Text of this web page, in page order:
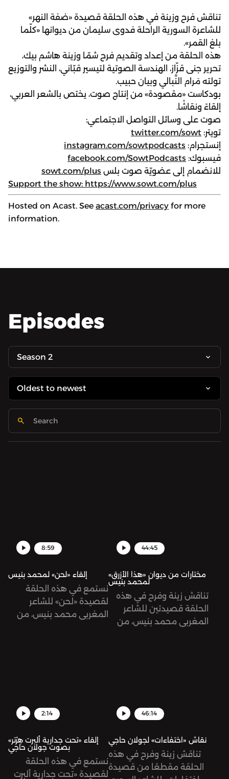
تناقش فرح وزينة في هذه الحلقة قصيدة «ضفة النهر»
للشاعرة السورية الراحلة فدوى سليمان من ديوانها «كلّما
بلغ القمر».
هذه الحلقة من إعداد وتقديم فرح شمّا وزينة هاشم بيك،
تحرير جنى قزّاز، الهندسة الصوتية لتيسير قبّاني، النشر والتوزيع
تولته مَرام النَّبالي وبيان حبيب.
بودكاست «مقصودة» من إنتاج صوت، يختص بالشعر العربي،
إلقاءً ونقاشًا.
صوت على وسائل التواصل الاجتماعي:
تويتر: twitter.com/sowt
إنستجرام: instagram.com/sowtpodcasts
فيسبوك: facebook.com/SowtPodcasts
للانضمام إلى عضويّة صوت بلس sowt.com/plus
Support the show: https://www.sowt.com/plus
Hosted on Acast. See acast.com/privacy for more
information.
Episodes
Season 2
8:59
إلقاء «لحن» لمحمد بنيس
نستمع في هذه الحلقة
لقصيدة «لحن» للشاعر
المغربي محمد بنيس، من
44:45
مختارات من ديوان «هذا الأزرق»
لمحمد بنيس
تناقش زينة وفرح في هذه
الحلقة قصيدتين للشاعر
المغربي محمد بنيس، من
2:14
إلقاء «تحت جدارية ألبرت هِرْتر»
بصوت جولان حاجي
نستمع في هذه الحلقة
لقصيدة «تحت جدارية ألبرت
46:14
نقاش «اختفاءات» لجولان حاجي
تناقش زينة وفرح في هذه
الحلقة مقطعًا من قصيدة